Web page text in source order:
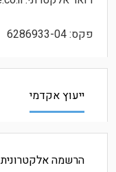
פקס: 6286933-04
ייעוץ אקדמי
הרשמה אלקטרונית